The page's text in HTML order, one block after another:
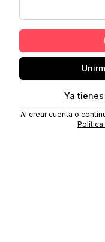
Ya
Al crear cuenta o
Política